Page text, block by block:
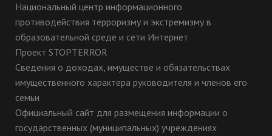
Национальный центр информационного
противодействия терроризму и экстремизму в
образовательной среде и сети Интернет
Проект STOPTERROR
Сведения о доходах, имуществе и обязательствах
имущественного характера руководителя и членов его
семьи
Официальный сайт для размещения информации о
государственных (муниципальных) учреждениях